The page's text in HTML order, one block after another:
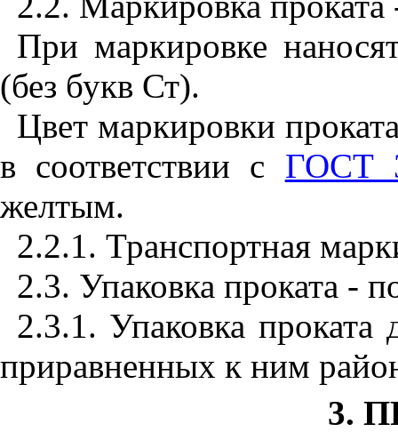
При маркировке
(без букв Ст).
Цвет маркировки
в соответствии с ГОСТ
желтым.
2.2.1. Транспортная
2.3. Упаковка проката -
2.3.1. Упаковка проката
приравненных к ним
3.